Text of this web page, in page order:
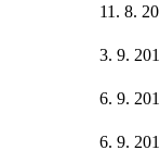
11. 8.
3. 9.
6. 9.
6. 9.